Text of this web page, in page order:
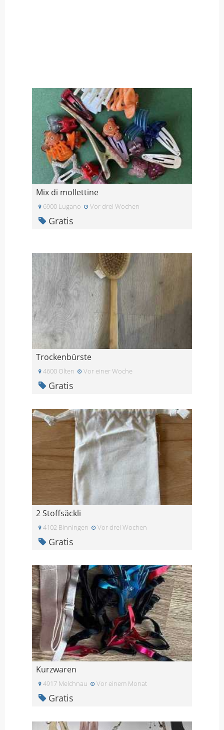
Mix di mollettine
6900 Lugano Vor drei Wochen
Gratis
Trockenbürste
4600 Olten Vor einer Woche
Gratis
2 Stoffsäckli
4102 Binningen Vor drei Wochen
Gratis
Kurzwaren
4917 Melchnau Vor einem Monat
Gratis